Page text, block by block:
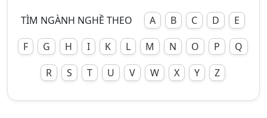
TÌM NGÀNH NGHỀ THEO A B C D
E
F
G H I K L M N O P
Q
R
S T U V W X Y Z